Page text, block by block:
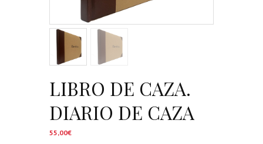
LIBRO DE CAZA.
DIARIO DE CAZA
55,00€